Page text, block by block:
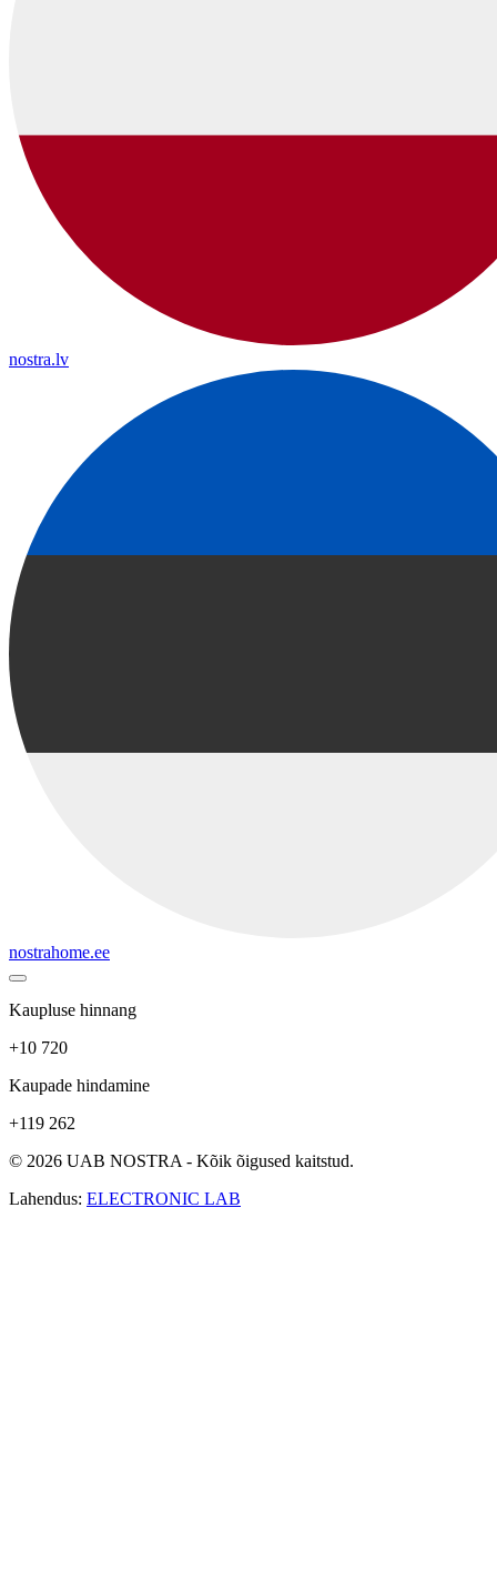
nostra.lv
nostrahome.ee
Kaupluse hinnang
+10 720
Kaupade hindamine
+119 262
© 2026 UAB NOSTRA - Kõik õigused kaitstud.
Lahendus: ELECTRONIC LAB